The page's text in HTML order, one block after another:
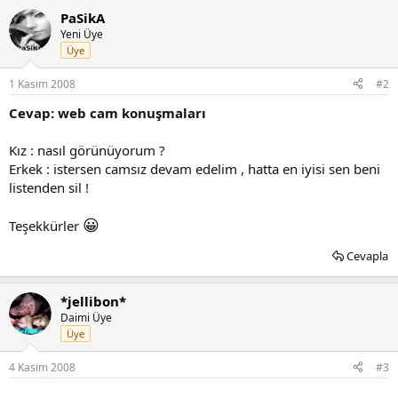
PaSikA
Yeni Üye
Üye
1 Kasım 2008 #2
Cevap: web cam konuşmaları
Kız : nasıl görünüyorum ?
Erkek : istersen camsız devam edelim , hatta en iyisi sen beni
listenden sil !
Teşekkürler 😀
Cevapla
*jellibon*
Daimi Üye
Üye
4 Kasım 2008 #3